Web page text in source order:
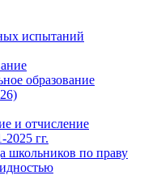
испытаний
образование
и отчисление
2025 гг.
школьников по праву